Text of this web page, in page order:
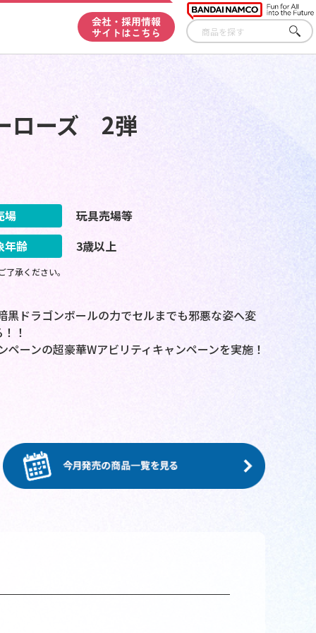
会社・採用情報
サイトはこちら
さが
す
ローズ 2弾
場
玩具売場等
年齢
3歳以上
承ください。
ドラゴンボールの力でセルまでも邪悪な姿へ変
！
ーンの超豪華Wアビリティキャンペーンを実施！